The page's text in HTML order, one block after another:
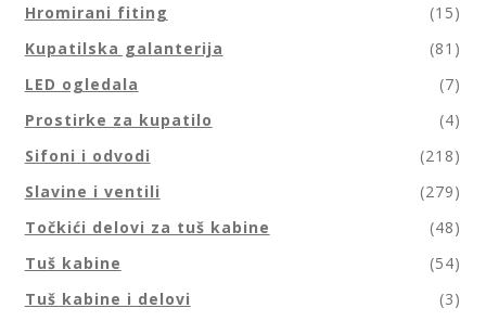
Hromirani fiting
(15)
Kupatilska galanterija
(81)
LED ogledala
(7)
Prostirke za kupatilo
(4)
Sifoni i odvodi
(218)
Slavine i ventili
(279)
Točkići delovi za tuš kabine
(48)
Tuš kabine
(54)
Tuš kabine i delovi
(3)